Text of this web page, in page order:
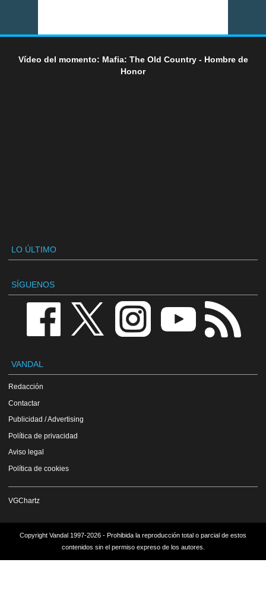
Vídeo del momento: Mafia: The Old Country - Hombre de
Honor
LO ÚLTIMO
SÍGUENOS
VANDAL
Redacción
Contactar
Publicidad / Advertising
Política de privacidad
Aviso legal
Política de cookies
VGChartz
Copyright Vandal 1997-2026 - Prohibida la reproducción total o parcial de estos
contenidos sin el permiso expreso de los autores.